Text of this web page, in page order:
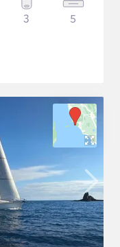
3 5